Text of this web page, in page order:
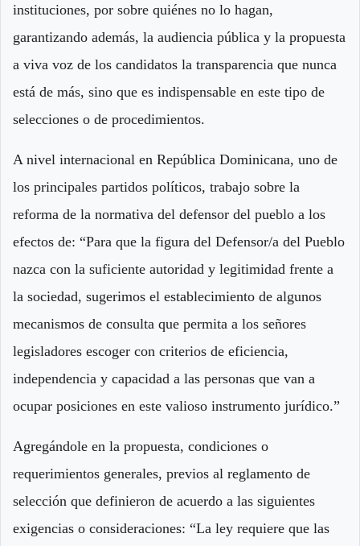
instituciones, por sobre quiénes no lo hagan,
garantizando además, la audiencia pública y la propuesta
a viva voz de los candidatos la transparencia que nunca
está de más, sino que es indispensable en este tipo de
selecciones o de procedimientos.
A nivel internacional en República Dominicana, uno de
los principales partidos políticos, trabajo sobre la
reforma de la normativa del defensor del pueblo a los
efectos de: “Para que la figura del Defensor/a del Pueblo
nazca con la suficiente autoridad y legitimidad frente a
la sociedad, sugerimos el establecimiento de algunos
mecanismos de consulta que permita a los señores
legisladores escoger con criterios de eficiencia,
independencia y capacidad a las personas que van a
ocupar posiciones en este valioso instrumento jurídico.”
Agregándole en la propuesta, condiciones o
requerimientos generales, previos al reglamento de
selección que definieron de acuerdo a las siguientes
exigencias o consideraciones: “La ley requiere que las